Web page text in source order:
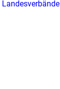
Landesverbände